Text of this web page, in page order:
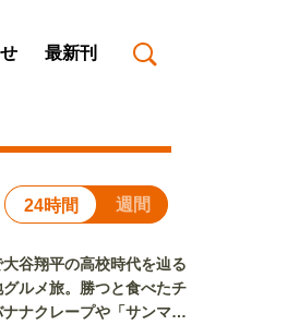
最新刊
24時間 週間
谷翔平の高校時代を辿る
グルメ旅。勝つと食べたチ
ナナクレープや「サンマー